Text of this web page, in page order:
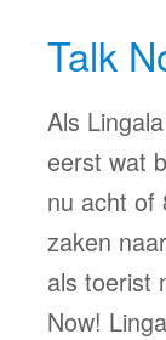
Talk
Als
eerst wat
nu acht of
zaken
als toerist
Now!